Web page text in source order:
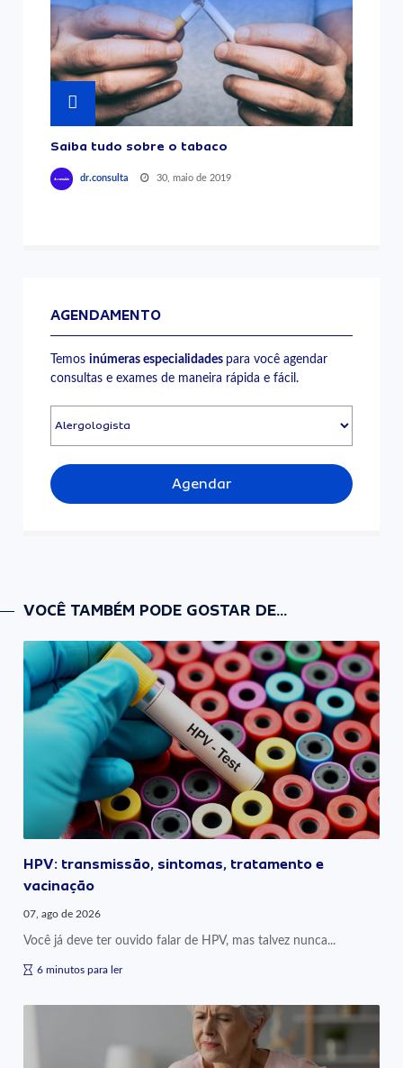
Saiba tudo sobre o tabaco
dr.consulta 30, maio de 2019
AGENDAMENTO
Temosinúmeras especialidades para você agendar
consultas e exames de maneira rápida e fácil.
Agendar
VOCÊ TAMBÉM PODE GOSTAR DE...
HPV: transmissão, sintomas, tratamento e
vacinação
07, ago de 2026
Você já deve ter ouvido falar de HPV, mas talvez nunca...
6 minutos para ler